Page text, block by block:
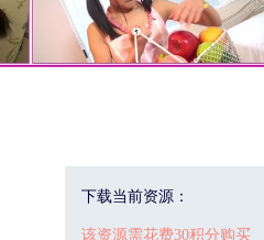
下载当前资源：
该资源需花费30积分购买